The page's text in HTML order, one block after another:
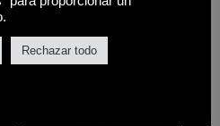
Rechazar todo